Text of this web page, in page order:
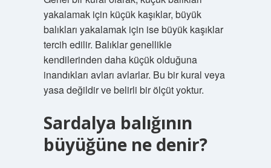
yakalamak için küçük kaşıklar, büyük
balıkları yakalamak için ise büyük kaşıklar
tercih edilir. Balıklar genellikle
kendilerinden daha küçük olduğuna
inandıkları avları avlarlar. Bu bir kural veya
yasa değildir ve belirli bir ölçüt yoktur.
Sardalya balığının
büyüğüne ne denir?